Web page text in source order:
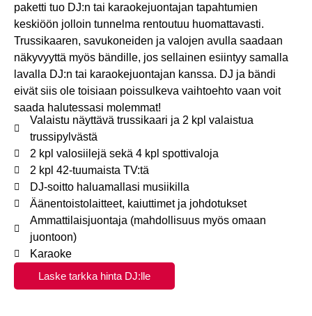
paketti tuo DJ:n tai karaokejuontajan tapahtumien
keskiöön jolloin tunnelma rentoutuu huomattavasti.
Trussikaaren, savukoneiden ja valojen avulla saadaan
näkyvyyttä myös bändille, jos sellainen esiintyy samalla
lavalla DJ:n tai karaokejuontajan kanssa. DJ ja bändi
eivät siis ole toisiaan poissulkeva vaihtoehto vaan voit
saada halutessasi molemmat!
Valaistu näyttävä trussikaari ja 2 kpl valaistua
trussipylvästä
2 kpl valosiilejä sekä 4 kpl spottivaloja
2 kpl 42-tuumaista TV:tä
DJ-soitto haluamallasi musiikilla
Äänentoistolaitteet, kaiuttimet ja johdotukset
Ammattilaisjuontaja (mahdollisuus myös omaan
juontoon)
Karaoke
Laske tarkka hinta DJ:lle